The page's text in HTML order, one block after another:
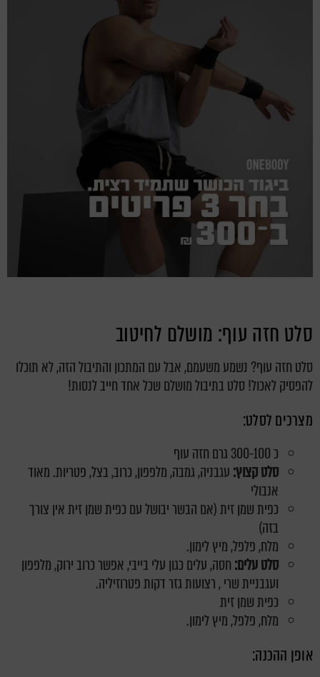
סלט חזה עוף: מושלם לחיטוב
סלט חזה עוף? נשמע משעמם, אבל עם המתכון והתיבול הזה, לא תוכלו
להפסיק לאכול! סלט בתיבול מושלם שכל אחד חייב לנסות!
מצרכים לסלט:
כ 300-100 גרם חזה עוף
סלט קצוץ: עגבניה, גמבה, מלפפון, כרוב, בצל, פטריות. מאוד
אנבולי
כפית שמן זית (אם הבשר יבושל עם כפית שמן זית אין צורך
בזה)
מלח, פלפל, מיץ לימון.
סלט עלים: חסה, עלים כגון עלי בייבי, אפשר כרוב ירוק, מלפפון
ועגבניית שרי , רצועות גזר דקות פטרוזיליה.
כפית שמן זית
מלח, פלפל, מיץ לימון.
אופן ההכנה: